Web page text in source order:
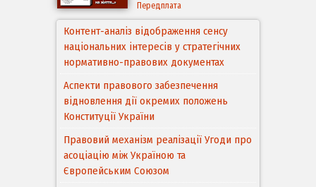
Передплата
Контент-аналіз відображення сенсу
національних інтересів у стратегічних
нормативно-правових документах
Аспекти правового забезпечення
відновлення дії окремих положень
Конституції України
Правовий механізм реалізації Угоди про
асоціацію між Україною та
Європейським Cоюзом